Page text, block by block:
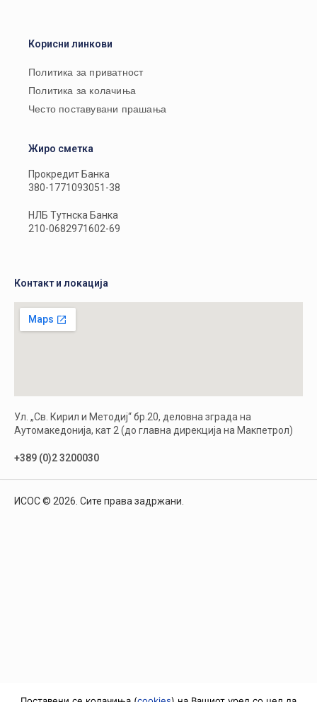
Корисни линкови
Политика за приватност
Политика за колачиња
Често поставувани прашања
Жиро сметка
Прокредит Банка
380-1771093051-38
НЛБ Тутнска Банка
210-0682971602-69
Контакт и локација
Ул. „Св. Кирил и Методиј“ бр.20, деловна зграда на
Аутомакедонија, кат 2 (до главна дирекција на Макпетрол)
+389 (0)2 3200030
ИСОС © 2026. Сите права задржани.